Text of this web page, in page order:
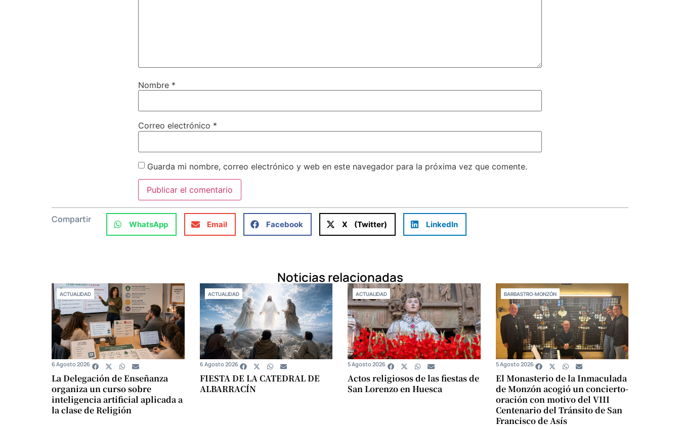
Nombre *
Correo electrónico *
Guarda mi nombre, correo electrónico y web en este navegador para la próxima vez que comente.
Compartir WhatsApp Email Facebook X (Twitter) LinkedIn
Noticias relacionadas
ACTUALIDAD
La Delegación de Enseñanza
organiza un curso sobre
inteligencia artificial aplicada a
la clase de Religión
6 Agosto 2026
ACTUALIDAD
FIESTA DE LA CATEDRAL DE
ALBARRACÍN
6 Agosto 2026
ACTUALIDAD
Actos religiosos de las fiestas de
San Lorenzo en Huesca
5 Agosto 2026
BARBASTRO-MONZÓN
El Monasterio de la Inmaculada
de Monzón acogió un concierto-
oración con motivo del VIII
Centenario del Tránsito de San
Francisco de Asís
5 Agosto 2026